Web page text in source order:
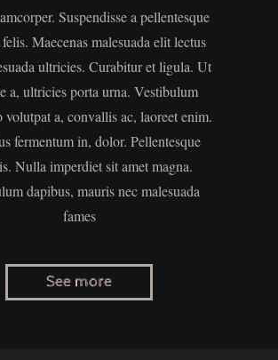
Suspendisse a pellentesque
Maecenas malesuada elit lectus
ultricies. Curabitur et ligula. Ut
a, ultricies porta urna. Vestibulum
volutpat a, convallis ac, laoreet enim.
fermentum in, dolor. Pellentesque
Nulla imperdiet sit amet magna.
dapibus, mauris nec malesuada
fames